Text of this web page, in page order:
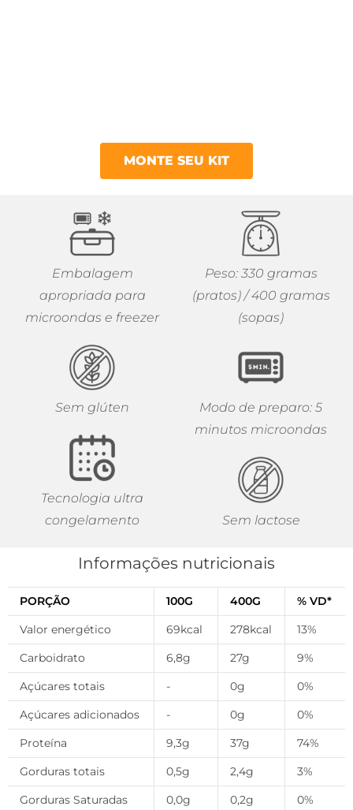
MONTE SEU KIT
Embalagem
apropriada para
microondas e freezer
Sem glúten
Tecnologia ultra
congelamento
Peso: 330 gramas
(pratos) / 400 gramas
(sopas)
Modo de preparo: 5
minutos microondas
Sem lactose
Informações nutricionais
PORÇÃO 100G 400G
% VD*
Valor energético
69kcal 278kcal
13%
Carboidrato
6,8g 27g
9%
Açúcares totais
- 0g
0%
Açúcares adicionados
- 0g
0%
Proteína
9,3g 37g
74%
Gorduras totais
0,5g 2,4g
3%
Gorduras Saturadas
0,0g 0,2g
0%